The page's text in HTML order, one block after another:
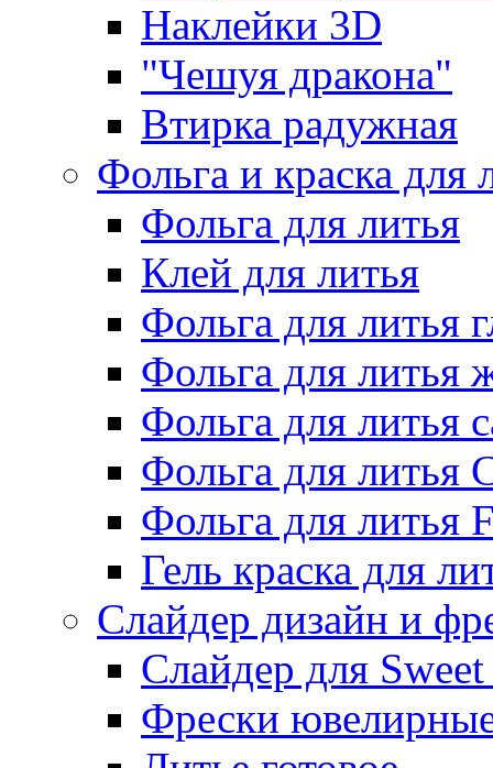
Наклейки 3D
"Чешуя дракона"
Втирка радужная
Фольга и краска для
Фольга для литья
Клей для литья
Фольга для литья
Фольга для литья
Фольга для литья
Фольга для литья
Фольга для литья
Гель краска для
Слайдер дизайн и
Слайдер для
Фрески